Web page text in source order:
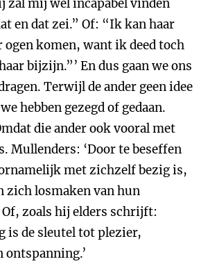
zal mij wel incapabel vinden
en dat zei.” Of: “Ik kan haar
ogen komen, want ik deed toch
bijzijn.”’ En dus gaan we ons
Terwijl de ander geen idee
hebben gezegd of gedaan.
die ander ook vooral met
Mullenders: ‘Door te beseffen
met zichzelf bezig is,
zich losmaken van hun
Of, zoals hij elders schrijft:
is de sleutel tot plezier,
ontspanning.’